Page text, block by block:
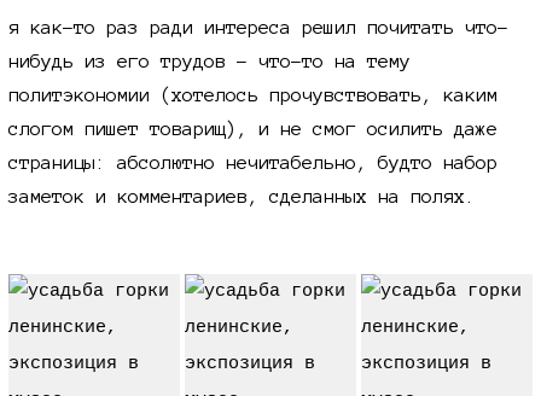
я как-то раз ради интереса решил почитать что-
нибудь из его трудов - что-то на тему
политэкономии (хотелось прочувствовать, каким
слогом пишет товарищ), и не смог осилить даже
страницы: абсолютно нечитабельно, будто набор
заметок и комментариев, сделанных на полях.